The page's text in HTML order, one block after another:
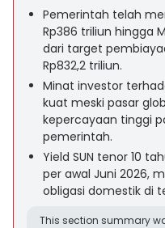
Pemerintah telah
Rp386 triliun hingga
dari target
Rp832,2 triliun.
Minat investor
kuat meski pasar
kepercayaan tinggi
pemerintah.
Yield SUN tenor 10
per awal Juni 2026,
obligasi domestik di
This section summary